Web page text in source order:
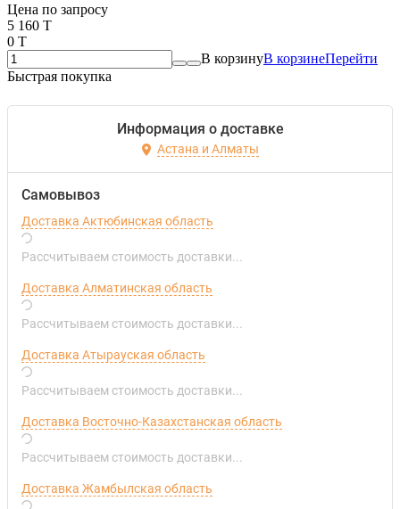
Цена по запросу
5 160 T
0 T
В корзинуВ корзинеПерейти
Быстрая покупка
Информация о доставке
Астана и Алматы
Самовывоз
Доставка Актюбинская область
Рассчитываем стоимость доставки...
Доставка Алматинская область
Рассчитываем стоимость доставки...
Доставка Атырауская область
Рассчитываем стоимость доставки...
Доставка Восточно-Казахстанская область
Рассчитываем стоимость доставки...
Доставка Жамбылская область